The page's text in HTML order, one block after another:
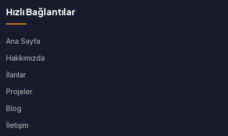
Hızlı Bağlantılar
Ana Sayfa
Hakkımızda
İlanlar
Projeler
Blog
İletişim